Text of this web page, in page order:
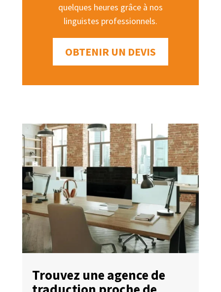
quelques heures grâce à nos
linguistes professionnels.
OBTENIR UN DEVIS
Trouvez une agence de